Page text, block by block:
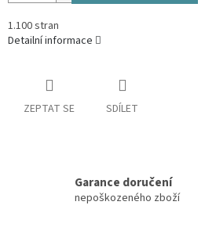
1.100 stran
Detailní informace
ZEPTAT SE SDÍLET
Garance doručení
nepoškozeného zboží